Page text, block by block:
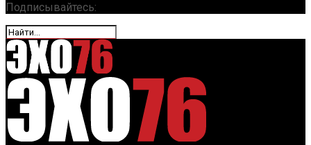
Подписывайтесь: